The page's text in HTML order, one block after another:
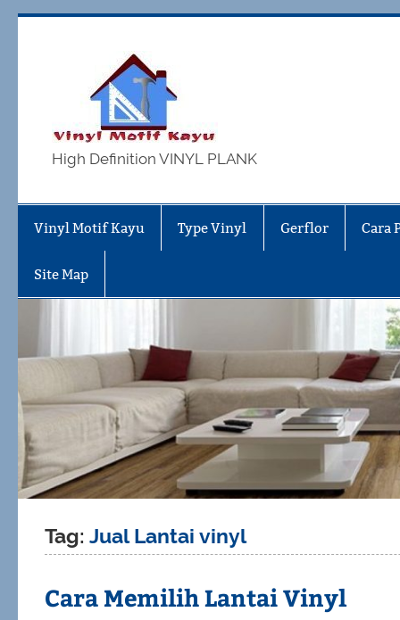
Skip
High Definition VINYL PLANK
Vinyl Motif Kayu Type Vinyl Gerflor Cara
Site Map
Tag: Jual Lantai vinyl
Cara Memilih Lantai Vinyl